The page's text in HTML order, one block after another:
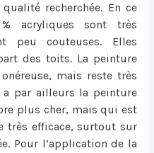
recherchée. En ce
acryliques sont très
peu couteuses. Elles
des toits. La peinture
mais reste très
a par ailleurs la peinture
plus cher, mais qui est
très efficace, surtout sur
Pour l’application de la